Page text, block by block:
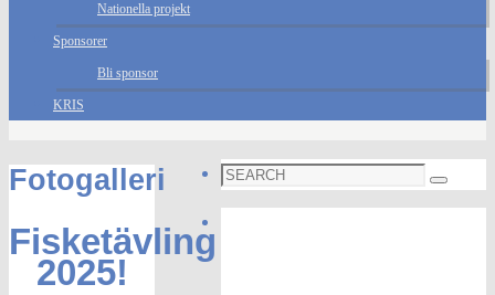
Nationella projekt
Sponsorer
Bli sponsor
KRIS
Fotogalleri
Fisketävling
2025!
Search
for:
Search